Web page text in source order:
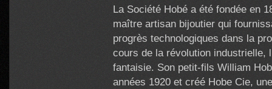
La Société Hobé a été fondée en
maître artisan bijoutier qui
progrès technologiques dans la
cours de la révolution industrielle,
fantaisie. Son petit-fils William
années 1920 et créé Hobe Cie,